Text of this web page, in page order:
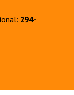
294-